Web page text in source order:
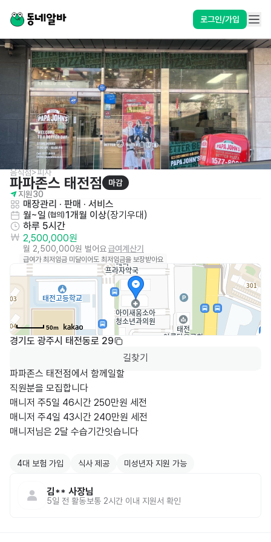
로그인/가입
음식점>피자
파파존스 태전점
마감
지원30
매장관리 · 판매 · 서비스
월~일 (협의) 1개월 이상(장기우대 )
하루 5시간
2,500,000원
월 2,500,000원 벌어요급여계산기
급여가 최저임금 미달이어도 최저임금을 보장받아요
50m
경기도 광주시 태전동로 29
길찾기
파파존스 태전점에서 함께일할
직원분을 모집합니다
매니저 주5일 46시간 250만원 세전
매니저 주4일 43시간 240만원 세전
매니저님은 2달 수습기간잇습니다
4대 보험 가입 식사 제공 미성년자 지원 가능
김** 사장님
5일 전 활동보통 2시간 이내 지원서 확인